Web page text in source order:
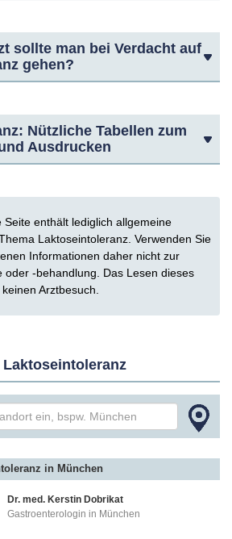
sollte man bei Verdacht auf
gehen?
Nützliche Tabellen zum
Ausdrucken
Seite enthält lediglich allgemeine
Laktoseintoleranz. Verwenden Sie
Informationen daher nicht zur
oder -behandlung. Das Lesen dieses
Arztbesuch.
in München
Dr. med. Kerstin Dobrikat
Gastroenterologin in München